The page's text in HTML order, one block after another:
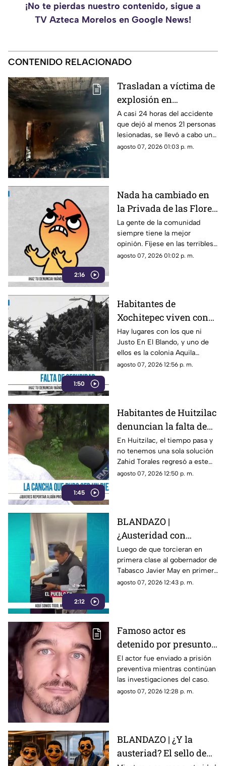
¡No te pierdas nuestro contenido, sigue a
TV Azteca Morelos en Google News!
CONTENIDO RELACIONADO
Trasladan a víctima de
explosión en
Cuernavaca a hospital
especializado
A casi 24 horas del accidente
que dejó al menos 21 personas
lesionadas, se llevó a cabo un
traslado aéreo de una de las
agosto 07, 2026 01:03 p. m.
2:16
Nada ha cambiado en
la Privada de las Flores
de Tepoztlán,
ciudadanos viven sin
pavimento ni drenaje
La gente de la comunidad
siempre tiene la mejor
opinión. Fíjese en las terribles
condiciones en las que viven
agosto 07, 2026 01:02 p. m.
1:50
Habitantes de
Xochitepec viven con
miedo ante la falta de
alumbrado público
Hay lugares con los que ni
Justo En El Blando, y uno de
ellos es la colonia Aquila
Tercera Sección de
agosto 07, 2026 12:56 p. m.
1:45
Habitantes de Huitzilac
denuncian la falta de
atención de la cancha
deportiva del Barrio de
Gualupita
En Huitzilac, el tiempo pasa y
no tenemos una sola solución
Zahid Torales regresó a este
frío municipio, con baches por
agosto 07, 2026 12:50 p. m.
2:12
BLANDAZO |
¿Austeridad con
asiento preferente?
Captan a gobernador de
Tabasco Javier May en
primera clase
Luego de que torcieran en
primera clase al gobernador de
Tabasco Javier May en primera
clase, le jalaron las orejas pero
agosto 07, 2026 12:43 p. m.
Famoso actor es
detenido por presunto
abuso de un niño;
aseguró que lo
confundió con su novia
El actor fue enviado a prisión
preventiva mientras continúan
las investigaciones del caso.
agosto 07, 2026 12:28 p. m.
BLANDAZO | ¿Y la
austeriad? El sello de